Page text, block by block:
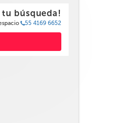
tu búsqueda!
55 4169 6652